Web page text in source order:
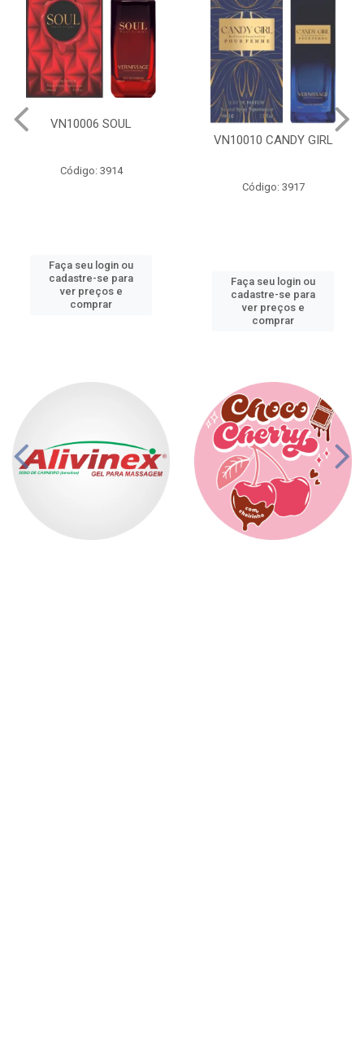
VN10006 SOUL
Código: 3914
Faça seu login ou
cadastre-se para
ver preços e
comprar
VN10010 CANDY GIRL
Código: 3917
Faça seu login ou
cadastre-se para
ver preços e
comprar